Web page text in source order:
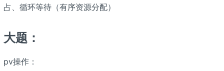
占、循环等待（有序资源分配）
大题：
pv操作：